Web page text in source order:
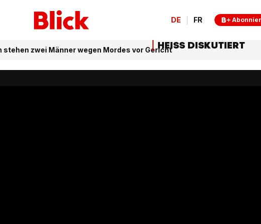
DE FR
stehen zwei Männer wegen Mordes vor GerichtHEISS DISKUTIERT